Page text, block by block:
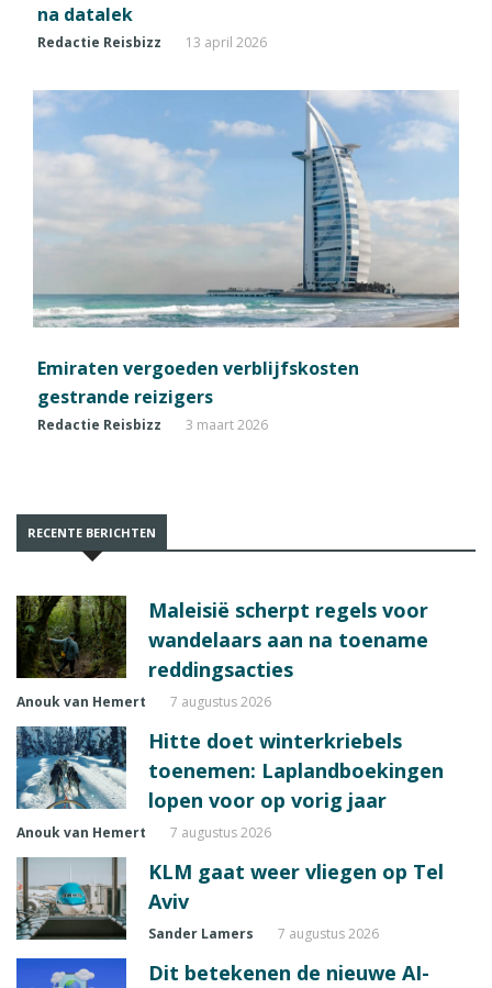
na datalek
Redactie Reisbizz 13 april 2026
Emiraten vergoeden verblijfskosten
gestrande reizigers
Redactie Reisbizz 3 maart 2026
RECENTE BERICHTEN
Maleisië scherpt regels voor
wandelaars aan na toename
reddingsacties
Anouk van Hemert 7 augustus 2026
Hitte doet winterkriebels
toenemen: Laplandboekingen
lopen voor op vorig jaar
Anouk van Hemert 7 augustus 2026
KLM gaat weer vliegen op Tel
Aviv
Sander Lamers 7 augustus 2026
Dit betekenen de nieuwe AI-